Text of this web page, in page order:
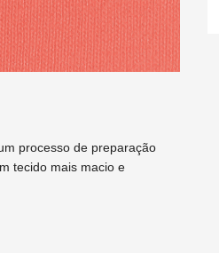
processo de preparação
tecido mais macio e